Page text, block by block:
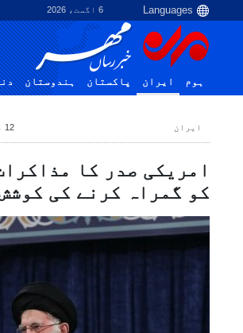
6 اگست، 2026
ہوم ایران پاکستان ہندوستان
ایران 12 مارچ، 2025، 4:59 PM
امریکی صدر کا
کو گمراہ کرنے کی